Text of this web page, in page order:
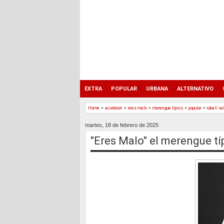
EXTRA POPULAR URBANA ALTERNATIVO
Home » acordeon » eres malo » merengue típico » popular» rubalí
martes, 18 de febrero de 2025
"Eres Malo" el merengue